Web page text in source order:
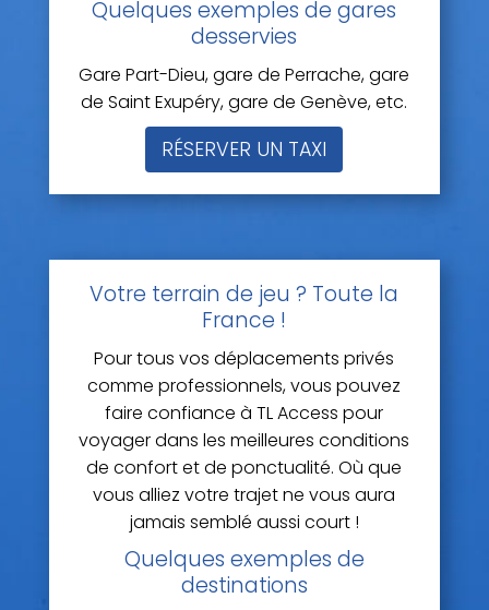
Quelques exemples de gares
desservies
Gare Part-Dieu, gare de Perrache, gare
de Saint Exupéry, gare de Genève, etc.
RÉSERVER UN TAXI
Votre terrain de jeu ? Toute la
France !
Pour tous vos déplacements privés
comme professionnels, vous pouvez
faire confiance à TL Access pour
voyager dans les meilleures conditions
de confort et de ponctualité. Où que
vous alliez votre trajet ne vous aura
jamais semblé aussi court !
Quelques exemples de
destinations